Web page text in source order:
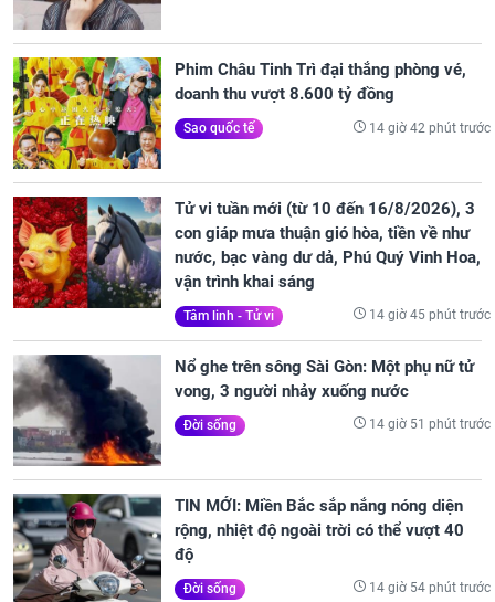
Phim Châu Tinh Trì đại thắng phòng vé,
doanh thu vượt 8.600 tỷ đồng
Sao quốc tế 14 giờ 42 phút trước
Tử vi tuần mới (từ 10 đến 16/8/2026), 3
con giáp mưa thuận gió hòa, tiền về như
nước, bạc vàng dư dả, Phú Quý Vinh Hoa,
vận trình khai sáng
Tâm linh - Tử vi 14 giờ 45 phút trước
Nổ ghe trên sông Sài Gòn: Một phụ nữ tử
vong, 3 người nhảy xuống nước
Đời sống 14 giờ 51 phút trước
TIN MỚI: Miền Bắc sắp nắng nóng diện
rộng, nhiệt độ ngoài trời có thể vượt 40
độ
Đời sống 14 giờ 54 phút trước